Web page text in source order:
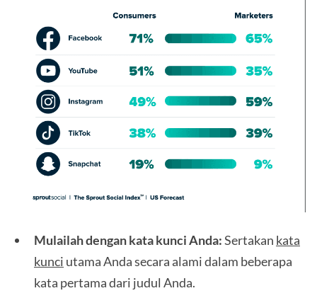
Mulailah dengan kata kunci Anda:Sertakan kata
kunci utama Anda secara alami dalam beberapa
kata pertama dari judul Anda.